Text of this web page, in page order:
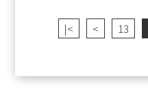
|< < 13